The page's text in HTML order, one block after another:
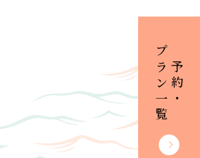
ご予約・
プラン一覧